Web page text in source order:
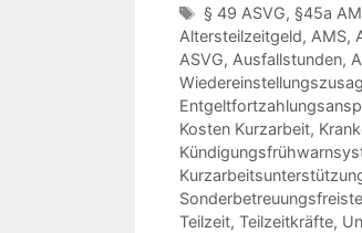
Schlagwörter
§ 49 ASVG, §45a
Altersteilzeitgeld, AMS,
ASVG, Ausfallstunden,
Kosten Kurzarbeit,
Teilzeit, Teilzeitkräfte,